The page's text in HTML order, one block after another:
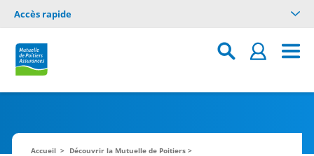
Accès rapide
Accueil
Découvrir la Mutuelle de Poitiers